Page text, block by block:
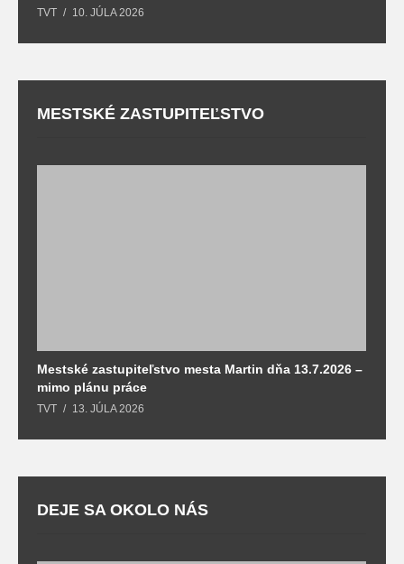
TVT 10. JÚLA 2026
MESTSKÉ ZASTUPITEĽSTVO
Mestské zastupiteľstvo mesta Martin dňa 13.7.2026 –
mimo plánu práce
TVT 13. JÚLA 2026
DEJE SA OKOLO NÁS